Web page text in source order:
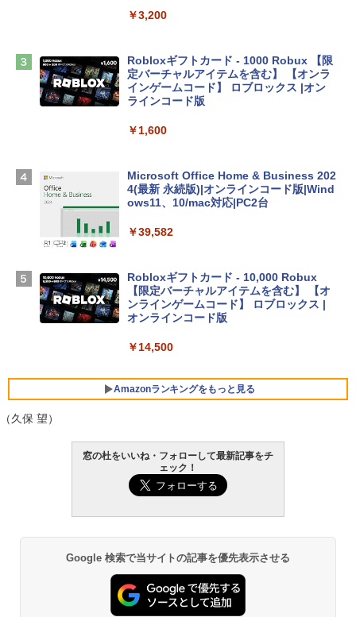
【Amazon.co.jp限定】 HP ノートパソコ
ン 15-fd 15.6インチ 16GBメモリ 512GB
SSD インテル Core 5
￥129,800
Apple 2026 MacBook Air M5チップ搭載
13インチノートブック：AIとApple Intell
igence、13.6インチLiquid Retinaディ
TB SSDストレージ、12MPセンターフレ
￥261,414
コン Vivobook 15 M1502NAQ 15.6イン
版) 搭載 Windows 11 重量1.7kg Wi-Fi 6
E クワイエットブルー M1502NAQ-R716
￥109,800
￥3,200
Robloxギフトカード - 1000 Robux 【限
定バーチャルアイテムを含む】 【オンラ
インゲームコード】 ロブロックス |オン
ラインコード版
￥1,600
Microsoft Office Home & Business 202
4(最新 永続版)|オンラインコード版|Wind
ows11、10/mac対応|PC2台
￥39,582
Robloxギフトカード - 10,000 Robux
【限定バーチャルアイテムを含む】 【オ
ンラインゲームコード】 ロブロックス |
オンラインコード版
￥14,500
Amazonランキングをもっと見る
生成AIパスポート公式テキスト 第４版
￥1,766
1冊ですべて身につくHTML & CSSとWe
￥1,292
Amazon Kindle - 目に優しい、かさばら
ない、大きな画面で読みやすい、6週間持
続バッテリー、6インチディスプレイ電子
書籍リーダー、マッチャ、16GB、広告な
￥16,980
Kindle Paperwhite シグニチャーエディ
ション (32GB) 7インチディスプレイ、明
るさ自動調整、色調調節ライト、12週間
（久保 望）
窓の杜をいいね・フォローして最新記事をチ
ェック！
Google 検索で当サイトの記事を優先表示させる